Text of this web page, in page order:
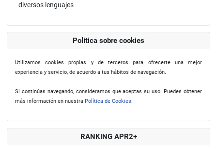
diversos lenguajes
Política sobre cookies
Utilizamos cookies propias y de terceros para ofrecerte una mejor
experiencia y servicio, de acuerdo a tus hábitos de navegación.
Si continúas navegando, consideramos que aceptas su uso. Puedes obtener
más información en nuestra Política de Cookies.
RANKING APR2+